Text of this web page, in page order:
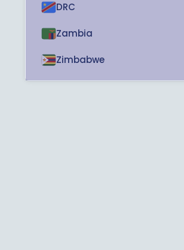
DRC
Zambia
Zimbabwe